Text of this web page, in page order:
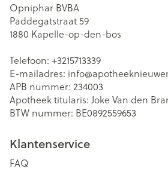
Opniphar BVBA
Paddegatstraat 59
1880 Kapelle-op-den-bos
Telefoon: +3215713339
E-mailadres: info@
APB nummer: 234003
Apotheek titularis: Joke Van den
BTW nummer: BE0892559653
Klantenservice
FAQ